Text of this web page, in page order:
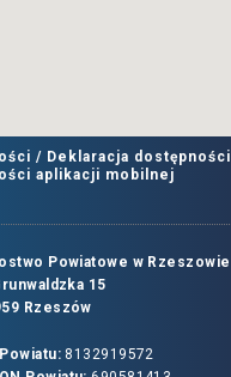
/ Deklaracja dostępności
aplikacji mobilnej
Powiatowe w Rzeszowie
15
Rzeszów
8132919572